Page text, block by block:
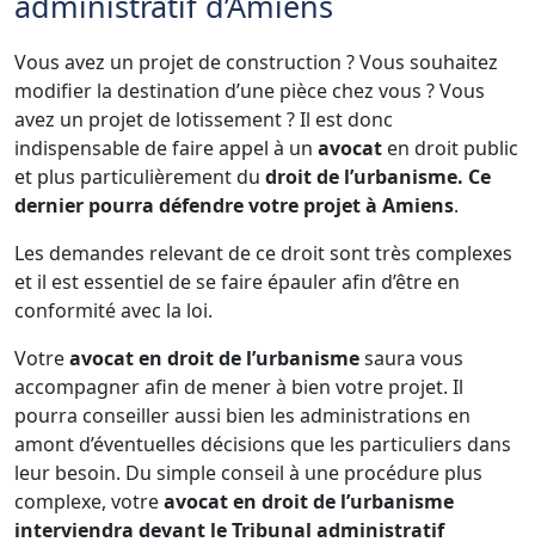
Vous avez un projet de construction ? Vous souhaitez
modifier la destination d’une pièce chez vous ? Vous
avez un projet de lotissement ? Il est donc
indispensable de faire appel à un avocat en droit public
et plus particulièrement du droit de l’urbanisme. Ce
dernier pourra défendre votre projet à Amiens.
Les demandes relevant de ce droit sont très complexes
et il est essentiel de se faire épauler afin d’être en
conformité avec la loi.
Votreavocat en droit de l’urbanismesaura vous
accompagner afin de mener à bien votre projet. Il
pourra conseiller aussi bien les administrations en
amont d’éventuelles décisions que les particuliers dans
leur besoin. Du simple conseil à une procédure plus
complexe, votreavocat en droit de l’urbanisme
interviendra devant le Tribunal administratif